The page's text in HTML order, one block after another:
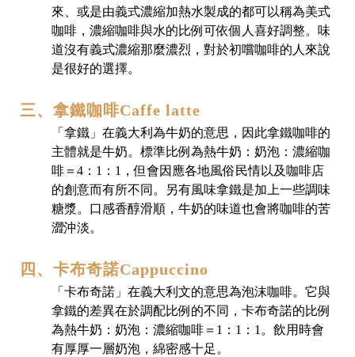
來、或是由義式濃縮加熱水製成的都可以稱為美式
咖啡，濃縮咖啡與水的比例可依個人喜好調整。味
道沒有義式濃縮那麼濃烈，對於初嚐咖啡的人來說
是很好的選擇。
三、拿鐵咖啡Caffe latte
「拿鐵」在義大利為牛奶的意思，因此拿鐵咖啡的
主體就是牛奶。標準比例為熱牛奶：奶泡：濃縮咖
啡＝4：1：1，但會因應各地風俗民情以及咖啡店
的創意而有所不同。另有風味拿鐵是加上一些調味
糖漿。口感香醇滑順，牛奶的味道也會將咖啡的苦
澀沖淡。
四、卡布奇諾Cappuccino
「卡布奇諾」在義大利文的意思為泡沫咖啡。它與
拿鐵的差異在於調配比例的不同，卡布奇諾的比例
為熱牛奶：奶泡：濃縮咖啡＝1：1：1。飲用時會
有厚厚一層奶泡，綿密感十足。